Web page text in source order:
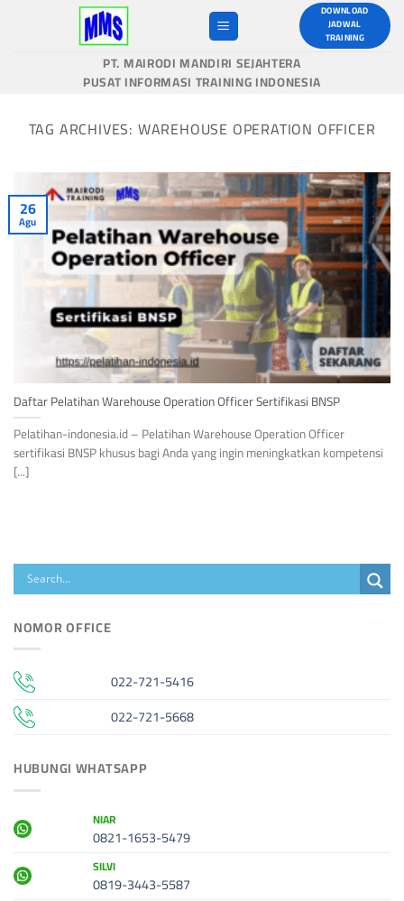
DOWNLOAD
JADWAL
TRAINING
PT. MAIRODI MANDIRI SEJAHTERA
PUSAT INFORMASI TRAINING INDONESIA
TAG ARCHIVES: WAREHOUSE OPERATION OFFICER
Daftar Pelatihan Warehouse Operation Officer Sertifikasi BNSP
Pelatihan-indonesia.id – Pelatihan Warehouse Operation Officer
sertifikasi BNSP khusus bagi Anda yang ingin meningkatkan kompetensi
[...]
26
Agu
NOMOR OFFICE
022-721-5416
022-721-5668
HUBUNGI WHATSAPP
NIAR
0821-1653-5479
SILVI
0819-3443-5587